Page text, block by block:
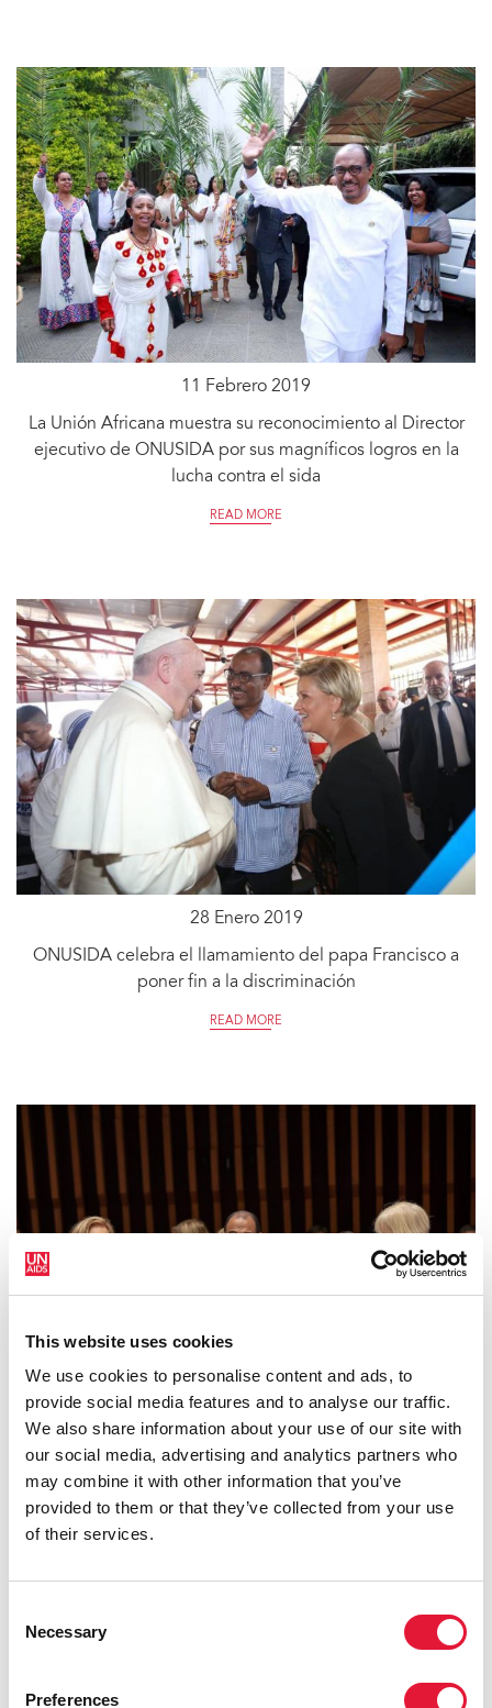
This website uses cookies
We use cookies to personalise content and ads, to
provide social media features and to analyse our traffic.
We also share information about your use of our site with
our social media, advertising and analytics partners who
may combine it with other information that you’ve
provided to them or that they’ve collected from your use
of their services.
Selection
Necessary
Preferences
11 Febrero 2019
La Unión Africana muestra su reconocimiento al Director
ejecutivo de ONUSIDA por sus magníficos logros en la
lucha contra el sida
READ MORE
28 Enero 2019
ONUSIDA celebra el llamamiento del papa Francisco a
poner fin a la discriminación
READ MORE
13 Diciembre 2018
La Junta de ONUSIDA pide la aplicación inmediata del
programa de ONUSIDA para el cambio